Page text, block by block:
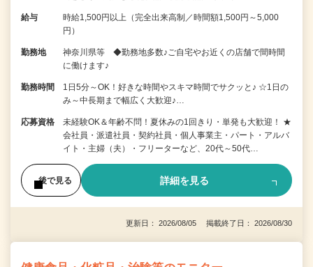
給与
時給1,500円以上（完全出来高制／時間額1,500円～5,000
円）
勤務地
神奈川県等 ◆勤務地多数♪ご自宅やお近くの店舗で間時間
に働けます♪
勤務時間
1日5分～OK！好きな時間やスキマ時間でサクッと♪ ☆1日の
み～中長期まで幅広く大歓迎♪…
応募資格
未経験OK＆年齢不問！夏休みの1回きり・単発も大歓迎！ ★
会社員・派遣社員・契約社員・個人事業主・パート・アルバ
イト・主婦（夫）・フリーターなど、20代～50代…
後で見る 詳細を見る
更新日： 2026/08/05 掲載終了日： 2026/08/30